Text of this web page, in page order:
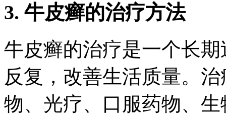
3. 牛皮癣的治疗方法
牛皮癣的治疗是一个长
反复，改善生活质量。
物、光疗、口服药物、